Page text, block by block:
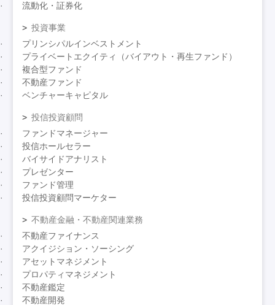
流動化・証券化
投資事業
プリンシパルインベストメント
プライベートエクイティ（バイアウト・再生ファンド）
複合型ファンド
不動産ファンド
ベンチャーキャピタル
投信投資顧問
ファンドマネージャー
投信ホールセラー
バイサイドアナリスト
プレゼンター
ファンド管理
投信投資顧問マーケター
不動産金融・不動産関連業務
不動産ファイナンス
アクイジション・ソーシング
アセットマネジメント
プロパティマネジメント
不動産鑑定
不動産開発